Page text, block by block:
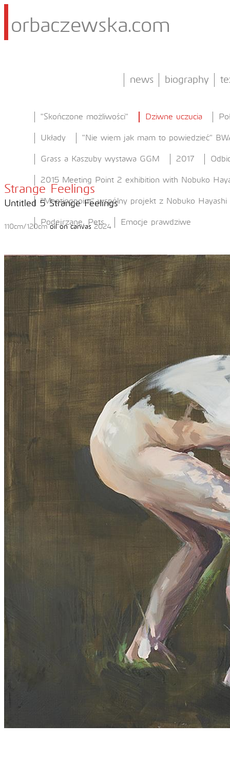
orbaczewska.com
news biography
"Skończone możliwości" Dziwne uczucia
Układy "Nie wiem jak mam to powiedzieć"
Grass a Kaszuby wystawa GGM 2017
2015 Meeting Point 2 exhibition with Nobuko
"Meetingpoint" wspólny projekt z Nobuko Hayashi
Podejrzane, Pets Emocje prawdziwe
Strange Feelings
Untitled 5 Strange Feelings
110cm/120cmoil on canvas 2024